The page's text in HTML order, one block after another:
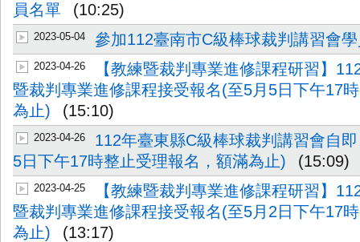
員名單
(10:25)
2023-05-04 參加112臺南市C級棒球裁判講習會
2023-04-26
【教練暨裁判專業進修課程研習】
暨裁判專業進修課程接受報名(至5月5日下午17
為止)
(15:10)
2023-04-26
112年臺東縣C級棒球裁判講習會自
5日下午17時整止受理報名，額滿為止)
(15:09)
2023-04-25
【教練暨裁判專業進修課程研習】
暨裁判專業進修課程接受報名(至5月2日下午17
為止)
(13:17)